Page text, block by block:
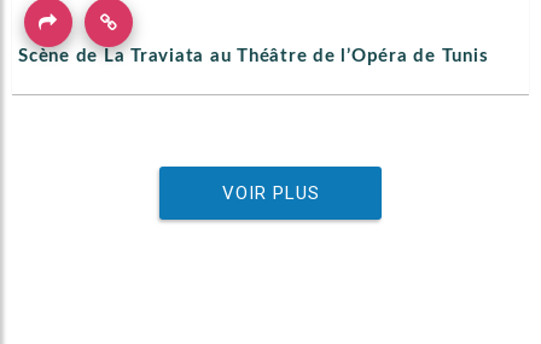
Scène de La Traviata au Théâtre de l’Opéra de Tunis
VOIR PLUS